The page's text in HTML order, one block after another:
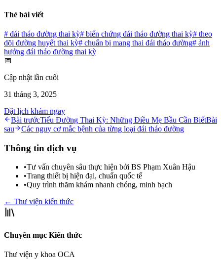
Thẻ bài viết
# đái tháo đường thai kỳ# biến chứng đái tháo đường thai kỳ# theo
dõi đường huyết thai kỳ# chuẩn bị mang thai đái tháo đường# ảnh
hưởng đái tháo đường thai kỳ
📅
Cập nhật lần cuối
31 tháng 3, 2025
Đặt lịch khám ngay
Bài trướcTiểu Đường Thai Kỳ: Những Điều Mẹ Bầu Cần BiếtBài
sau
Các nguy cơ mắc bệnh của từng loại đái tháo đường
Thông tin dịch vụ
•Tư vấn chuyên sâu thực hiện bởi BS Phạm Xuân Hậu
•Trang thiết bị hiện đại, chuẩn quốc tế
•Quy trình thăm khám nhanh chóng, minh bạch
← Thư viện kiến thức
Chuyên mục Kiến thức
Thư viện y khoa OCA